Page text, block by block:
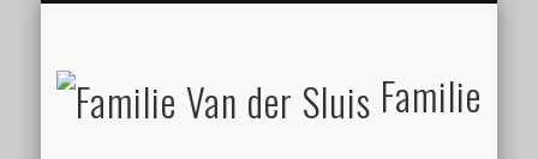
Familie